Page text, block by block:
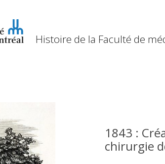
Histoire de la Faculté de
1843 :
chirurgie